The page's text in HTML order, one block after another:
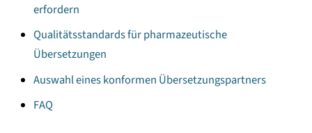
erfordern
Qualitätsstandards für pharmazeutische
Übersetzungen
Auswahl eines konformen Übersetzungspartners
FAQ